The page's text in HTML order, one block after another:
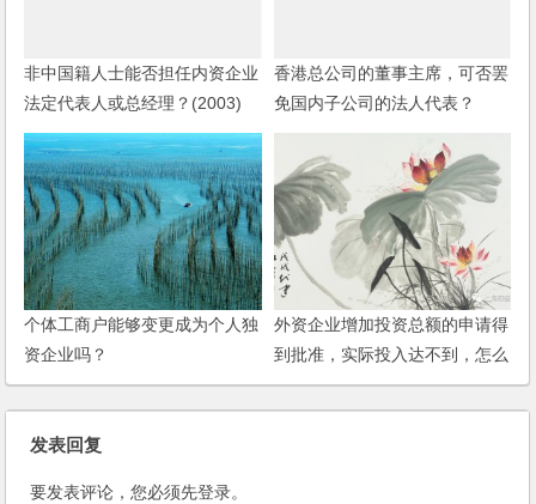
非中国籍人士能否担任内资企业
法定代表人或总经理？(2003)
香港总公司的董事主席，可否罢
免国内子公司的法人代表？
个体工商户能够变更成为个人独
资企业吗？
外资企业增加投资总额的申请得
到批准，实际投入达不到，怎么
办？
发表回复
要发表评论，您必须先登录。